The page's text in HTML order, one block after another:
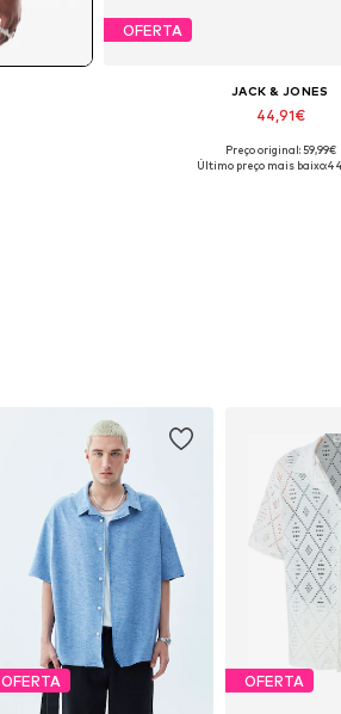
OFERTA
JACK & JONES
44,91€
Tamanhos disponíveis: XS, S,
Preço original: 59,99€
Último preço mais baixo:
OFERTA OFERTA